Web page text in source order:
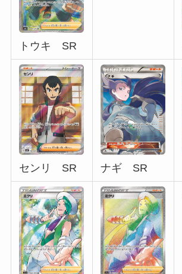
トウキ SR
センリ SR ナギ SR